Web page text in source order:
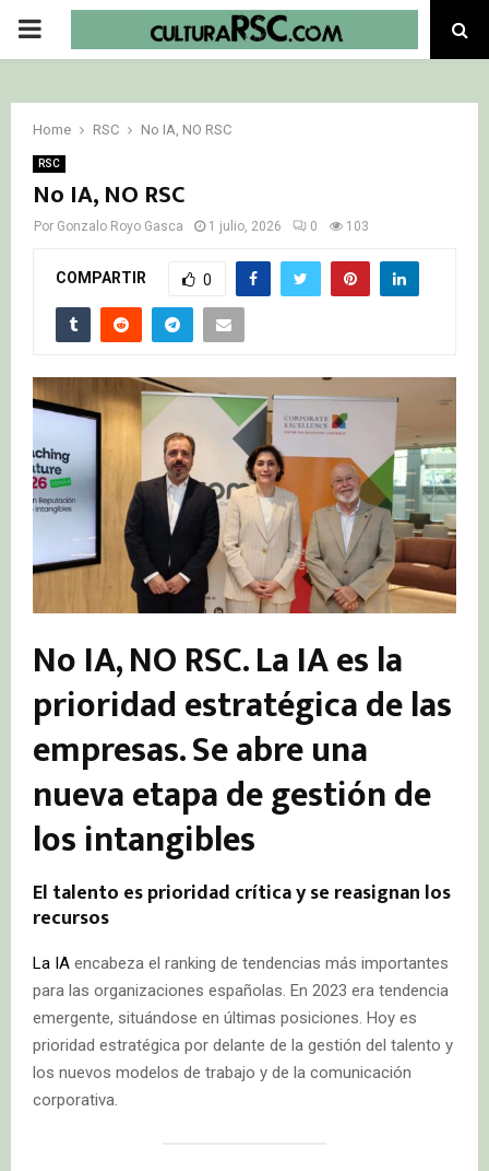
PRIMARY
Home RSC No IA, NO RSC
RSC
No IA, NO RSC
Por Gonzalo Royo Gasca 1 julio, 2026 0 103
COMPARTIR 0
No IA, NO RSC. La IA es la
prioridad estratégica de las
empresas. Se abre una
nueva etapa de gestión de
los intangibles
El talento es prioridad crítica y se reasignan los
recursos
La IA encabeza el ranking de tendencias más importantes
para las organizaciones españolas. En 2023 era tendencia
emergente, situándose en últimas posiciones. Hoy es
prioridad estratégica por delante de la gestión del talento y
los nuevos modelos de trabajo y de la comunicación
corporativa.